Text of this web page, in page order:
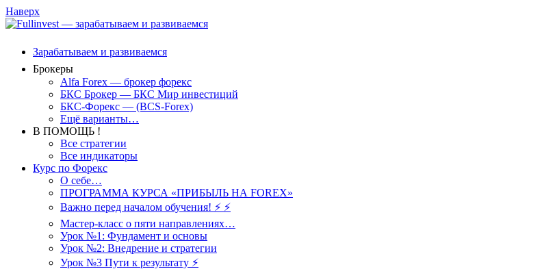
Наверх
Зарабатываем и развиваемся
Брокеры
Alfa Forex — брокер форекс
БКС Брокер — БКС Мир инвестиций
БКС-Форекс — (BCS-Forex)
Ещё варианты…
В ПОМОЩЬ !
Все стратегии
Все индикаторы
Курс по Форекс
О себе…
ПРОГРАММА КУРСА «ПРИБЫЛЬ НА FOREX»
Важно перед началом обучения! ⚡ ⚡
Мастер-класс о пяти направлениях…
Урок №1: Фундамент и основы
Урок №2: Внедрение и стратегии
Урок №3 Пути к результату ⚡️